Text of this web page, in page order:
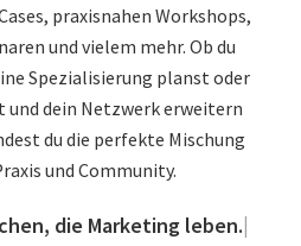
praxisnahen Workshops,
und vielem mehr. Ob du
Spezialisierung planst oder
und dein Netzwerk erweitern
du die perfekte Mischung
und Community.
die Marketing leben.